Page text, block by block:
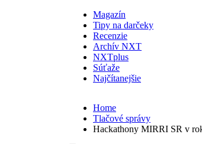
Magazín
Tipy na darčeky
Recenzie
Archív NXT
NXTplus
Súťaže
Najčítanejšie
Home
Tlačové správy
Hackathony MIRRI SR v